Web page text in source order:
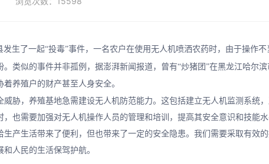
发生了一起“投毒”事件，一名农户在使用无人机喷洒农药时，由于操作
。类似的事件并非孤例，据澎湃新闻报道，曾有“炒猪团”在黑龙江哈尔
养殖户的财产甚至人身安全。
威胁，养殖基地急需建设无人机防范能力。这包括建立无人机监测系统
也需要加强对无人机操作人员的管理和培训，提高其安全意识和技能
生产生活带来了便利，但也带来了一定的安全隐患。我们需要采取有效
人民的生活保驾护航。